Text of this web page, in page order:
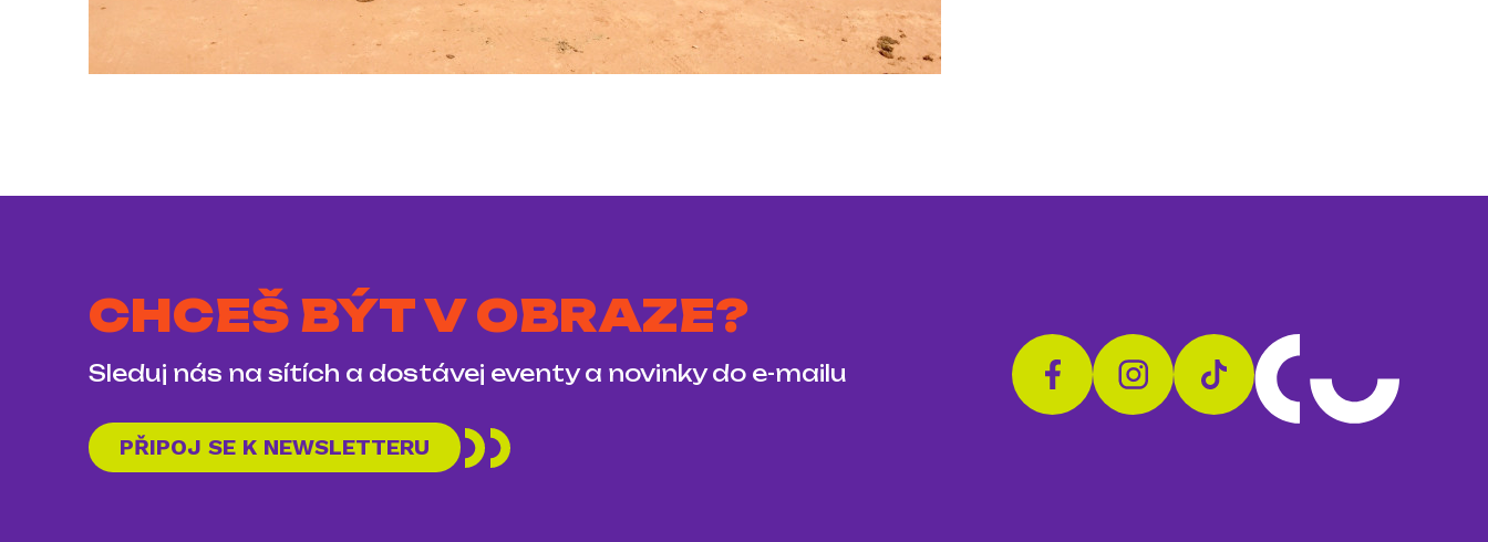
CHCEŠ BÝT V OBRAZE?
Sleduj nás na sítích a dostávej eventy a novinky do e-mailu
PŘIPOJ SE K NEWSLETTERU